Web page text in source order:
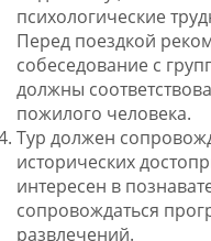
психологические
Перед поездкой
собеседование с
должны
пожилого человека.
Тур должен
исторических
интересен в
сопровождаться
развлечений.